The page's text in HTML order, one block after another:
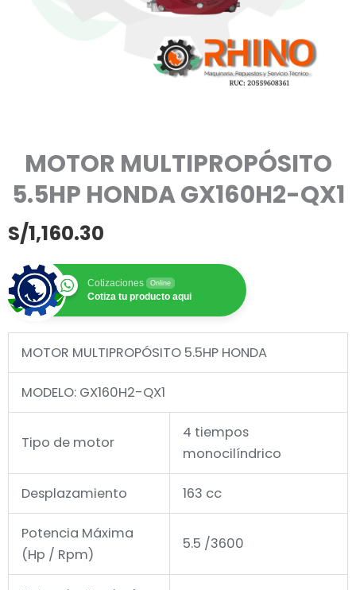
MOTOR MULTIPROPÓSITO
5.5HP HONDA GX160H2-QX1
S/1,160.30
Cotizaciones Online
Cotiza tu producto aqui
MOTOR MULTIPROPÓSITO 5.5HP HONDA
MODELO: GX160H2-QX1
Tipo de motor
4 tiempos
monocilíndrico
Desplazamiento 163 cc
Potencia Máxima
(Hp / Rpm)
5.5 /3600